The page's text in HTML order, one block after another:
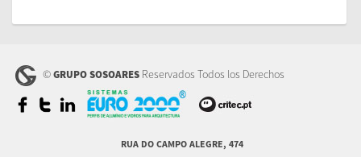
©GRUPO SOSOARES Reservados Todos los Derechos
RUA DO CAMPO ALEGRE, 474